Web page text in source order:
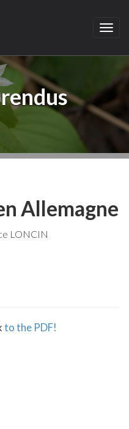
Allemagne
LONCIN
to the PDF!